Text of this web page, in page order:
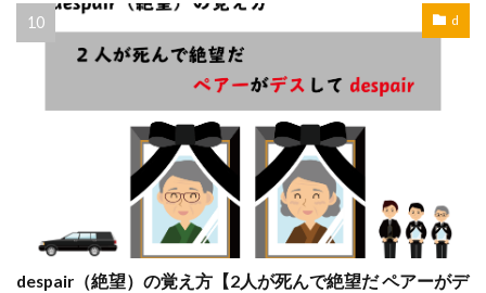
d
despair（絶望）の覚え方【2人が死んで絶望だ ペアーがデ